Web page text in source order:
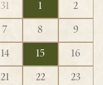
31 1
2
7 8
9
14 15
16
21 22
23